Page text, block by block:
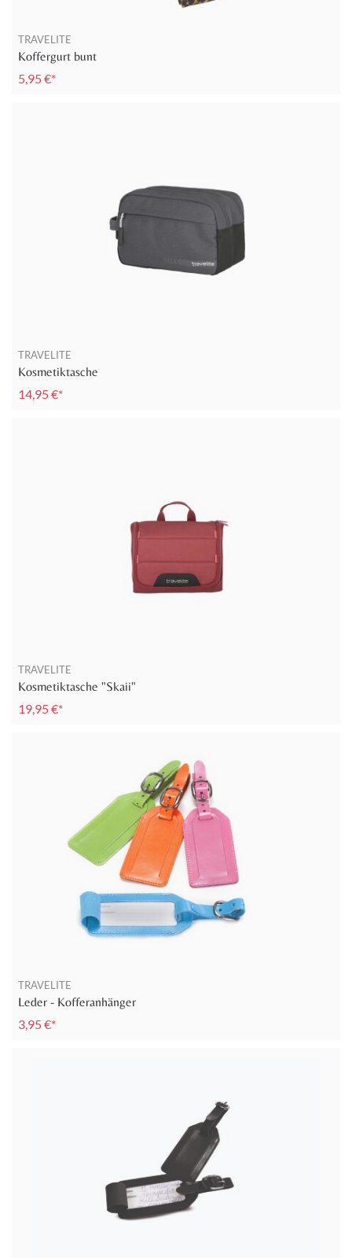
TRAVELITE
Koffergurt bunt
5,95 €*
TRAVELITE
Kosmetiktasche
14,95 €*
TRAVELITE
Kosmetiktasche "Skaii"
19,95 €*
TRAVELITE
Leder - Kofferanhänger
3,95 €*